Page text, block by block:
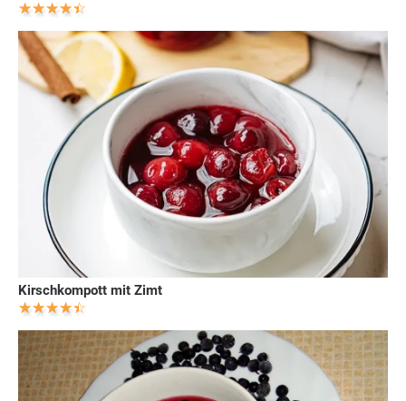
Kirschkompott mit Zimt